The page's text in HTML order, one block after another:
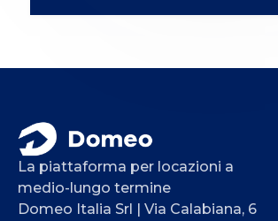
La piattaforma per locazioni a
medio-lungo termine
Domeo Italia Srl | Via Calabiana, 6